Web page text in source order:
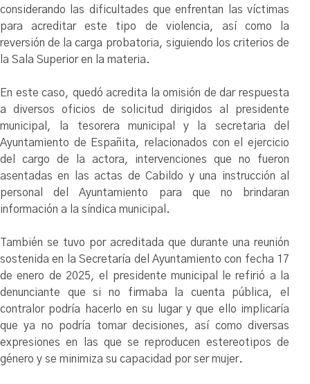
considerando las dificultades que enfrentan las víctimas
para acreditar este tipo de violencia, así como la
reversión de la carga probatoria, siguiendo los criterios de
la Sala Superior en la materia.
En este caso, quedó acredita la omisión de dar respuesta
a diversos oficios de solicitud dirigidos al presidente
municipal, la tesorera municipal y la secretaria del
Ayuntamiento de Españita, relacionados con el ejercicio
del cargo de la actora, intervenciones que no fueron
asentadas en las actas de Cabildo y una instrucción al
personal del Ayuntamiento para que no brindaran
información a la síndica municipal.
También se tuvo por acreditada que durante una reunión
sostenida en la Secretaría del Ayuntamiento con fecha 17
de enero de 2025, el presidente municipal le refirió a la
denunciante que si no firmaba la cuenta pública, el
contralor podría hacerlo en su lugar y que ello implicaría
que ya no podría tomar decisiones, así como diversas
expresiones en las que se reproducen estereotipos de
género y se minimiza su capacidad por ser mujer.